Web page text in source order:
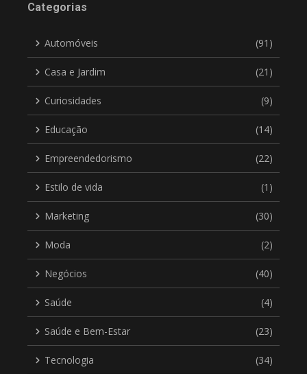
Categorias
Automóveis (91)
Casa e Jardim (21)
Curiosidades (9)
Educação (14)
Empreendedorismo (22)
Estilo de vida (1)
Marketing (30)
Moda (2)
Negócios (40)
Saúde (4)
Saúde e Bem-Estar (23)
Tecnologia (34)